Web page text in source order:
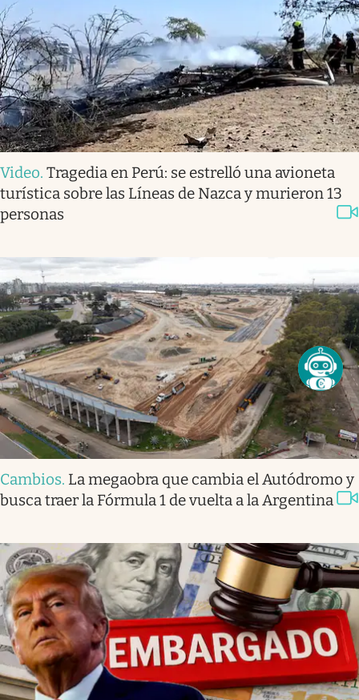
Video. Tragedia en Perú: se estrelló una avioneta
turística sobre las Líneas de Nazca y murieron 13
personas
Cambios. La megaobra que cambia el Autódromo y
busca traer la Fórmula 1 de vuelta a la Argentina